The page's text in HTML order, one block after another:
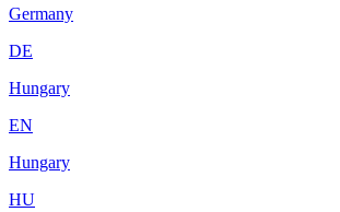
Germany
DE
Hungary
EN
Hungary
HU